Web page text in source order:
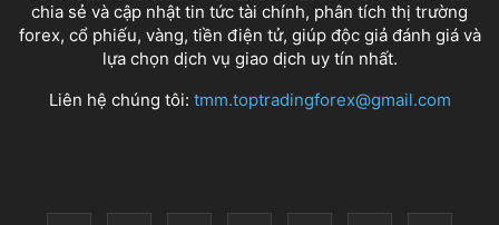
chia sẻ và cập nhật tin tức tài chính, phân tích thị trường
forex, cổ phiếu, vàng, tiền điện tử, giúp độc giả đánh giá và
lựa chọn dịch vụ giao dịch uy tín nhất.
Liên hệ chúng tôi: tmm.toptradingforex@gmail.com